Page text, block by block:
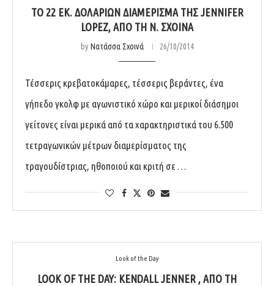
ΤΟ 22 ΕΚ. ΔΟΛΑΡΊΩΝ ΔΙΑΜΈΡΙΣΜΑ ΤΗΣ JENNIFER
LOPEZ, ΑΠΌ ΤΗ Ν. ΣΧΟΙΝΆ
byΝατάσσα Σχοινά 26/10/2014
Τέσσερις κρεβατοκάμαρες, τέσσερις βεράντες, ένα
γήπεδο γκολφ με αγωνιστικό χώρο και μερικοί διάσημοι
γείτονες είναι μερικά από τα χαρακτηριστικά του 6.500
τετραγωνικών μέτρων διαμερίσματος της
τραγουδίστριας, ηθοποιού και κριτή σε …
Look of the Day
LOOK OF THE DAY: KENDALL JENNER , ΑΠΌ ΤΗ